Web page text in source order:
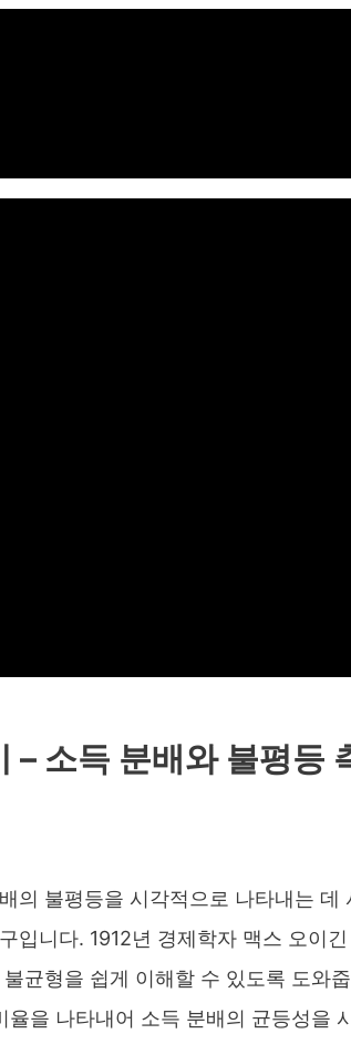
– 소득 분배와 불평등
의 불평등을 시각적으로 나타내는
입니다. 1912년 경제학자 맥스 오이
균형을 쉽게 이해할 수 있도록 도와
율을 나타내어 소득 분배의 균등성을